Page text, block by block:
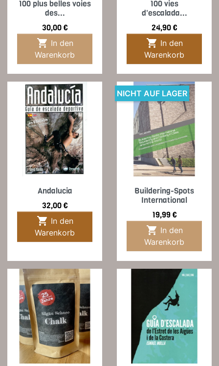
100 plus belles voies
des...
Preis
30,00 €

Warenkorb
100 vies
d'escalada...
Preis
24,90 €

Warenkorb
Andalucia
Preis
32,00 €

Warenkorb
Buildering-Spots
International
Preis
19,99 €

Warenkorb
NICHT AUF LAGER